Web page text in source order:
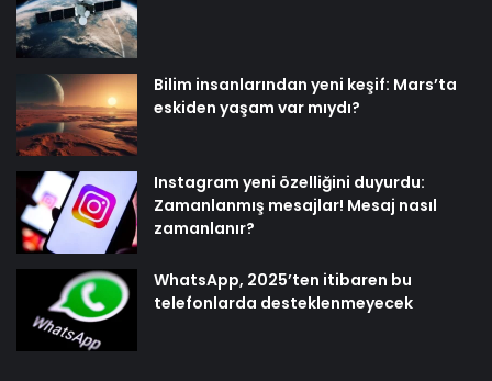
Bilim insanlarından yeni keşif: Mars’ta
eskiden yaşam var mıydı?
Instagram yeni özelliğini duyurdu:
Zamanlanmış mesajlar! Mesaj nasıl
zamanlanır?
WhatsApp, 2025’ten itibaren bu
telefonlarda desteklenmeyecek